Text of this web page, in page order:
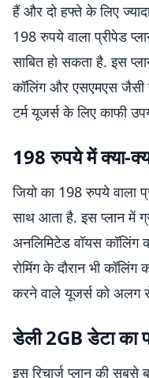
हैं और दो हफ्ते के लिए
198 रुपये वाला प्रीपेड
साबित हो सकता है. इस
कॉलिंग और एसएमएस जैसी
टर्म यूजर्स के लिए काफी
198 रुपये में क्या-
जियो का 198 रुपये वाला
साथ आता है. इस प्लान में
अनलिमिटेड वॉयस कॉलिंग
रोमिंग के दौरान भी कॉलिंग
करने वाले यूजर्स को अलग
डेली 2GB डेटा का
इस रिचार्ज प्लान की